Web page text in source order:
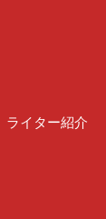
ライター紹介